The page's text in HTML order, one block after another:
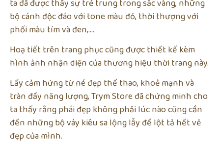
ta đã được thấy sự trẻ trung trong sắc vàng, những
bộ cánh độc đáo với tone màu đỏ, thời thượng với
phối màu tím và đen,….
Hoạ tiết trên trang phục cũng được thiết kế kèm
hình ảnh nhận diện của thương hiệu thời trang này.
Lấy cảm hứng từ né đẹp thể thao, khoẻ mạnh và
tràn đầy năng lượng, Trym Store đã chứng minh cho
ta thấy rằng phái đẹp không phải lúc nào cũng cần
đến những bộ váy kiêu sa lộng lẫy để lột tả hết vẻ
đẹp của mình.